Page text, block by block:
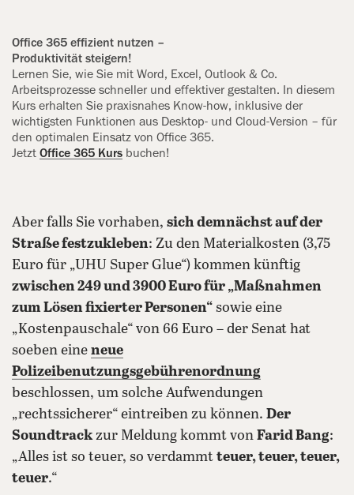
Office 365 effizient nutzen –
Produktivität steigern!
Lernen Sie, wie Sie mit Word, Excel, Outlook & Co.
Arbeitsprozesse ‍schneller und effektiver gestalten. In diesem
Kurs erhalten Sie praxisnahes Know-how, inklusive der
wichtigsten Funktionen aus Desktop- und Cloud-Version – für
den optimalen Einsatz von Office 365.
Jetzt Office 365 Kurs buchen!
Aber falls Sie vorhaben, sich demnächst auf der
Straße festzukleben: Zu den Materialkosten (3,75
Euro für „UHU Super Glue“) kommen künftig
zwischen 249 und 3900 Euro für „Maßnahmen
zum Lösen fixierter Personen“ sowie eine
„Kostenpauschale“ von 66 Euro – der Senat hat
soeben eine neue
Polizeibenutzungsgebührenordnung
beschlossen, um solche Aufwendungen
„rechtssicherer“ eintreiben zu können. Der
Soundtrackzur Meldung kommt von Farid Bang:
„Alles ist so teuer, so verdammt teuer, teuer, teuer,
teuer.“